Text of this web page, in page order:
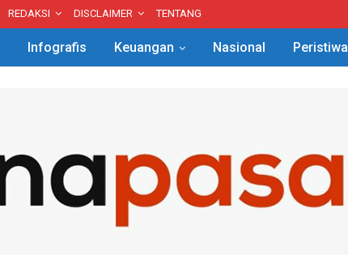
REDAKSI DISCLAIMER TENTANG
Infografis Keuangan Nasional Peristiwa